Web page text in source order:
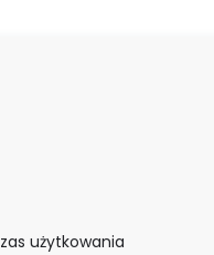
użytkowania